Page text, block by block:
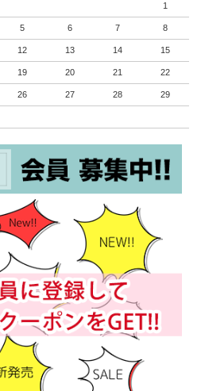
1
5 6 7 8
12 13 14 15
19 20 21 22
26 27 28 29